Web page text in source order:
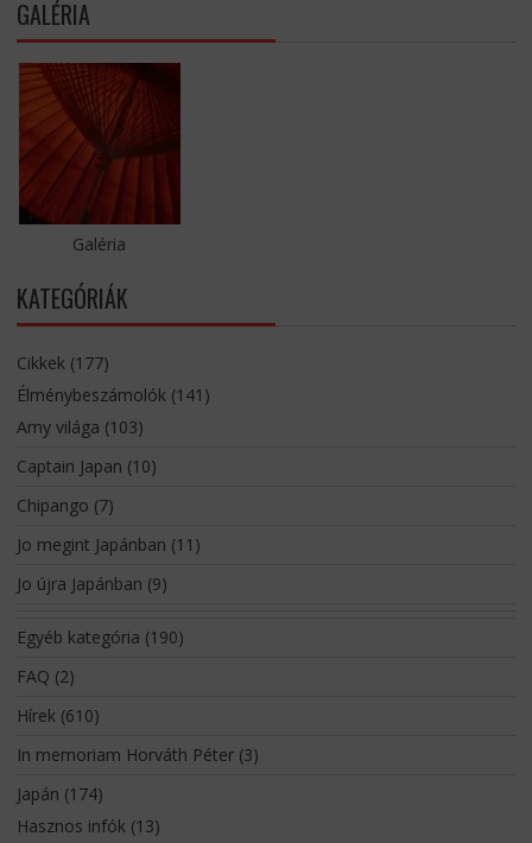
GALÉRIA
Galéria
KATEGÓRIÁK
Cikkek(177)
Élménybeszámolók(141)
Amy világa (103)
Captain Japan (10)
Chipango (7)
Jo megint Japánban (11)
Jo újra Japánban (9)
Egyéb kategória (190)
FAQ (2)
Hírek(610)
In memoriam Horváth Péter(3)
Japán (174)
Hasznos infók(13)